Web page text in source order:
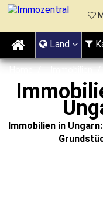
Immobilien in
Land